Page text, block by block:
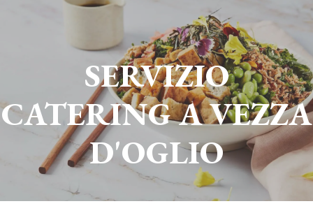
SERVIZIO
CATERING AVEZZA
D'OGLIO